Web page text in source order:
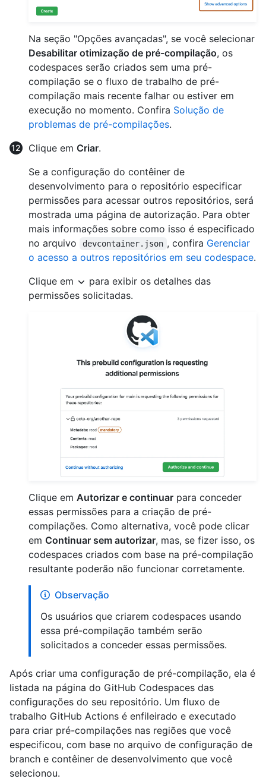
Na seção "Opções avançadas", se você selecionar
Desabilitar otimização de pré-compilação, os
codespaces serão criados sem uma pré-
compilação se o fluxo de trabalho de pré-
compilação mais recente falhar ou estiver em
execução no momento. Confira Solução de
problemas de pré-compilações.
Clique em Criar.
Se a configuração do contêiner de
desenvolvimento para o repositório especificar
permissões para acessar outros repositórios, será
mostrada uma página de autorização. Para obter
mais informações sobre como isso é especificado
no arquivo
devcontainer.json , confira Gerenciar
o acesso a outros repositórios em seu codespace.
Clique em
para exibir os detalhes das
permissões solicitadas.
Clique em Autorizar e continuar para conceder
essas permissões para a criação de pré-
compilações. Como alternativa, você pode clicar
em Continuar sem autorizar, mas, se fizer isso, os
codespaces criados com base na pré-compilação
resultante poderão não funcionar corretamente.
Observação
Os usuários que criarem codespaces usando
essa pré-compilação também serão
solicitados a conceder essas permissões.
Após criar uma configuração de pré-compilação, ela é
listada na página do GitHub Codespaces das
configurações do seu repositório. Um fluxo de
trabalho GitHub Actions é enfileirado e executado
para criar pré-compilações nas regiões que você
especificou, com base no arquivo de configuração de
branch e contêiner de desenvolvimento que você
selecionou.